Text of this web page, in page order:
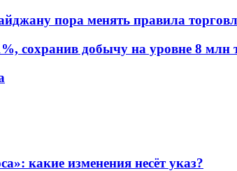
пора менять правила
сохранив добычу на уровне 8 млн
какие изменения несёт указ?